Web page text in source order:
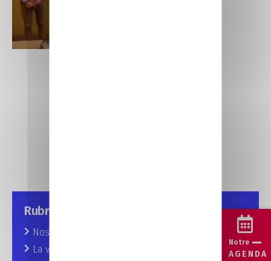
Notre
AGENDA
Rubriques
Nos prochains rendez-vous
La vie au CFA